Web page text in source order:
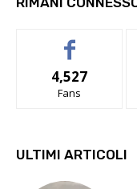
4,527
Fans
ULTIMI ARTICOLI